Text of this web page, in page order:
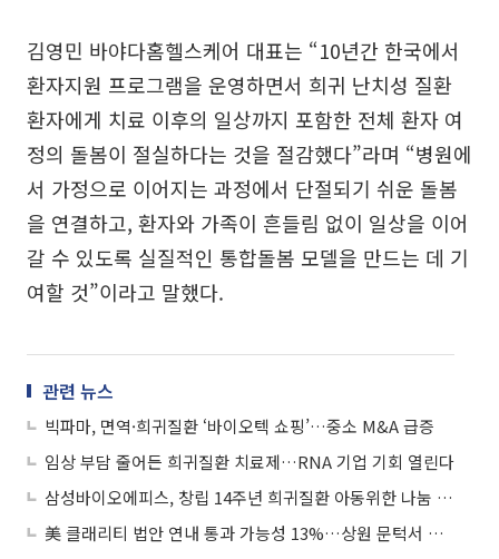
김영민 바야다홈헬스케어 대표는 “10년간 한국에서
환자지원 프로그램을 운영하면서 희귀 난치성 질환
환자에게 치료 이후의 일상까지 포함한 전체 환자 여
정의 돌봄이 절실하다는 것을 절감했다”라며 “병원에
서 가정으로 이어지는 과정에서 단절되기 쉬운 돌봄
을 연결하고, 환자와 가족이 흔들림 없이 일상을 이어
갈 수 있도록 실질적인 통합돌봄 모델을 만드는 데 기
여할 것”이라고 말했다.
관련 뉴스
빅파마, 면역·희귀질환 ‘바이오텍 쇼핑’…중소 M&A 급증
임상 부담 줄어든 희귀질환 치료제…RNA 기업 기회 열린다
삼성바이오에피스, 창립 14주년 희귀질환 아동위한 나눔 실천
美 클래리티 법안 연내 통과 가능성 13%…상원 문턱서 제동